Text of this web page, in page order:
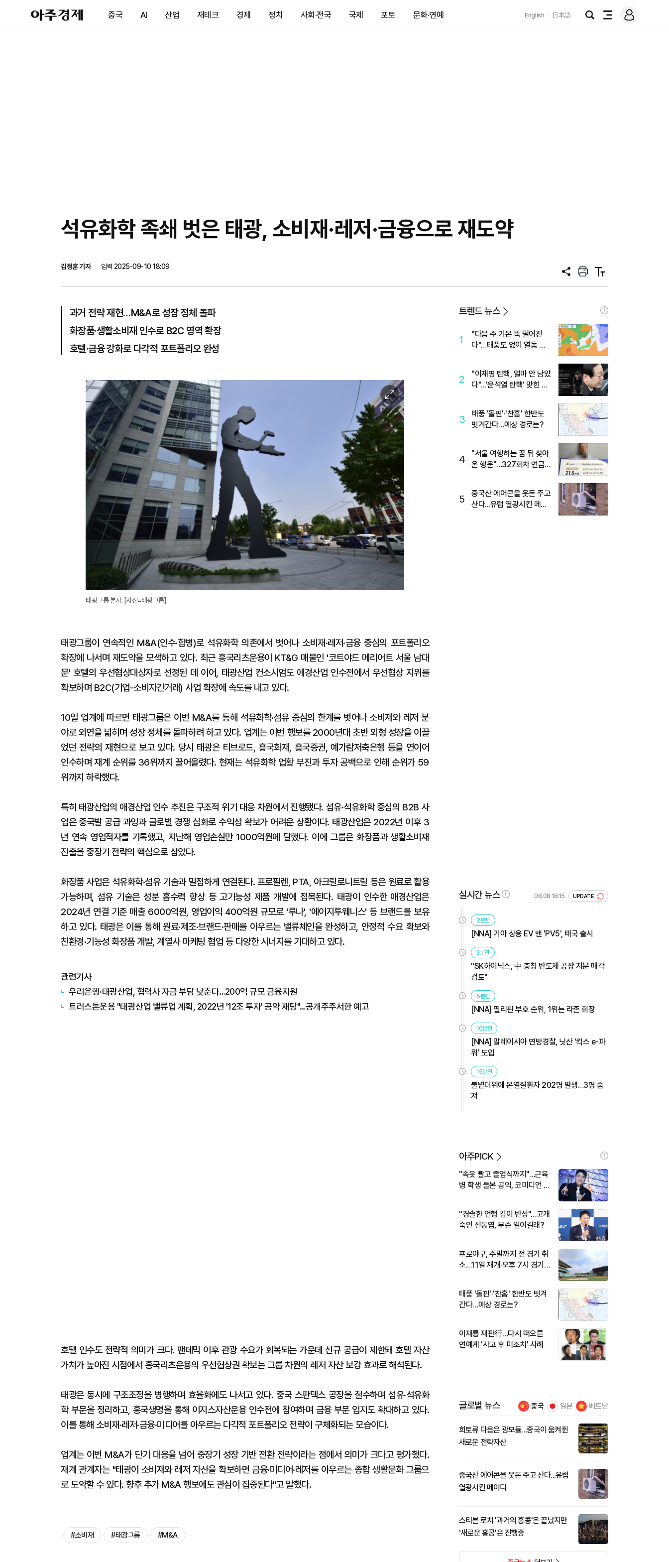
아
주
제
중국 AI 산업 재테크 경제 정치 사회·전국 국제 포토 문화·연예 English 日本語
검
전
메
그
석유화학 족쇄 벗은 태광, 소비재·레저·금융으로 재도약
김정훈 기자
입력 2025-09-10 18:09
공
프
트
텍
트
과거 전략 재현…M&A로 성장 정체 돌파
화장품·생활소비재 인수로 B2C 영역 확장
호텔·금융 강화로 다각적 포트폴리오 완성
이
미
지
확
대
태광그룹 본사. [사진=태광그룹]
태광그룹이 연속적인 M&A(인수·합병)로 석유화학 의존에서 벗어나 소비재·레저·금융 중심의 포트폴리오
확장에 나서며 재도약을 모색하고 있다. 최근 흥국리츠운용이 KT&G 매물인 '코트야드 메리어트 서울 남대
문' 호텔의 우선협상대상자로 선정된 데 이어, 태광산업 컨소시엄도 애경산업 인수전에서 우선협상 지위를
확보하며 B2C(기업-소비자간거래) 사업 확장에 속도를 내고 있다.
10일 업계에 따르면 태광그룹은 이번 M&A를 통해 석유화학·섬유 중심의 한계를 벗어나 소비재와 레저 분
야로 외연을 넓히며 성장 정체를 돌파하려 하고 있다. 업계는 이번 행보를 2000년대 초반 외형 성장을 이끌
었던 전략의 재현으로 보고 있다. 당시 태광은 티브로드, 흥국화재, 흥국증권, 예가람저축은행 등을 연이어
인수하며 재계 순위를 36위까지 끌어올렸다. 현재는 석유화학 업황 부진과 투자 공백으로 인해 순위가 59
위까지 하락했다.
특히 태광산업의 애경산업 인수 추진은 구조적 위기 대응 차원에서 진행됐다. 섬유·석유화학 중심의 B2B 사
업은 중국발 공급 과잉과 글로벌 경쟁 심화로 수익성 확보가 어려운 상황이다. 태광산업은 2022년 이후 3
년 연속 영업적자를 기록했고, 지난해 영업손실만 1000억원에 달했다. 이에 그룹은 화장품과 생활소비재
진출을 중장기 전략의 핵심으로 삼았다.
화장품 사업은 석유화학·섬유 기술과 밀접하게 연결된다. 프로필렌, PTA, 아크릴로니트릴 등은 원료로 활용
가능하며, 섬유 기술은 성분 흡수력 향상 등 고기능성 제품 개발에 접목된다. 태광이 인수한 애경산업은
2024년 연결 기준 매출 6000억원, 영업이익 400억원 규모로 '루나', '에이지투웨니스' 등 브랜드를 보유
하고 있다. 태광은 이를 통해 원료·제조·브랜드·판매를 아우르는 밸류체인을 완성하고, 안정적 수요 확보와
친환경·기능성 화장품 개발, 계열사 마케팅 협업 등 다양한 시너지를 기대하고 있다.
관련기사
우리은행·태광산업, 협력사 자금 부담 낮춘다…200억 규모 금융지원
트러스톤운용 "태광산업 밸류업 계획, 2022년 '12조 투자' 공약 재탕"…공개주주서한 예고
호텔 인수도 전략적 의미가 크다. 팬데믹 이후 관광 수요가 회복되는 가운데 신규 공급이 제한돼 호텔 자산
가치가 높아진 시점에서 흥국리츠운용의 우선협상권 확보는 그룹 차원의 레저 자산 보강 효과로 해석된다.
태광은 동시에 구조조정을 병행하며 효율화에도 나서고 있다. 중국 스판덱스 공장을 철수하며 섬유·석유화
학 부문을 정리하고, 흥국생명을 통해 이지스자산운용 인수전에 참여하며 금융 부문 입지도 확대하고 있다.
이를 통해 소비재·레저·금융·미디어를 아우르는 다각적 포트폴리오 전략이 구체화되는 모습이다.
업계는 이번 M&A가 단기 대응을 넘어 중장기 성장 기반 전환 전략이라는 점에서 의미가 크다고 평가했다.
재계 관계자는 "태광이 소비재와 레저 자산을 확보하면 금융·미디어·레저를 아우르는 종합 생활문화 그룹으
로 도약할 수 있다. 향후 추가 M&A 행보에도 관심이 집중된다"고 말했다.
#소비재 #태광그룹 #M&A
트렌드 뉴스
1
"다음 주 기온 뚝 떨어진
다"…태풍도 없이 열돔 박
2
"이재명 탄핵, 얼마 안 남았
다"...'윤석열 탄핵' 맞힌 무
3
태풍 '돌핀'·'찬홈' 한반도
빗겨간다…예상 경로는?
4
"서울 여행하는 꿈 뒤 찾아
온 행운"…327회차 연금
5
중국산 에어콘을 웃돈 주고
산다...유럽 열광시킨 메이
실시간 뉴스 08.08 18:15 UPDATE
2분전
[NNA] 기아 상용 EV 밴 'PV5', 태국 출시
3분전
"SK하이닉스, 中 충칭 반도체 공장 지분 매각
검토"
5분전
[NNA] 필리핀 부호 순위, 1위는 라존 회장
10분전
[NNA] 말레이시아 연방경찰, 닛산 '킥스 e-파
워' 도입
15분전
불볕더위에 온열질환자 202명 발생…3명 숨
져
아주PICK
"속옷 빨고 졸업식까지"…근육
병 학생 돌본 공익, 코미디언 김
"경솔한 언행 깊이 반성"…고개
숙인 신동엽, 무슨 일이길래?
프로야구, 주말까지 전 경기 취
소…11일 재개·오후 7시 경기
태풍 '돌핀'·'찬홈' 한반도 빗겨
간다…예상 경로는?
이재룡 재판行…다시 떠오른
연예계 '사고 후 미조치' 사례
글로벌 뉴스 중국 일본 베트남
희토류 다음은 광모듈…중국이 움켜쥔
새로운 전략자산
중국산 에어콘을 웃돈 주고 산다...유럽
열광시킨 메이디
스티븐 로치 '과거의 홍콩'은 끝났지만
'새로운 홍콩'은 진행중